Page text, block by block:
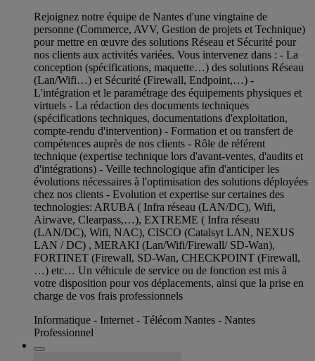
Rejoignez notre équipe de Nantes d'une vingtaine de
personne (Commerce, AVV, Gestion de projets et Technique)
pour mettre en œuvre des solutions Réseau et Sécurité pour
nos clients aux activités variées. Vous intervenez dans : - La
conception (spécifications, maquette…) des solutions Réseau
(Lan/Wifi…) et Sécurité (Firewall, Endpoint,…) -
L'intégration et le paramétrage des équipements physiques et
virtuels - La rédaction des documents techniques
(spécifications techniques, documentations d'exploitation,
compte-rendu d'intervention) - Formation et ou transfert de
compétences auprès de nos clients - Rôle de référent
technique (expertise technique lors d'avant-ventes, d'audits et
d'intégrations) - Veille technologique afin d'anticiper les
évolutions nécessaires à l'optimisation des solutions déployées
chez nos clients - Evolution et expertise sur certaines des
technologies: ARUBA ( Infra réseau (LAN/DC), Wifi,
Airwave, Clearpass,…), EXTREME ( Infra réseau
(LAN/DC), Wifi, NAC), CISCO (Catalsyt LAN, NEXUS
LAN / DC) , MERAKI (Lan/Wifi/Firewall/ SD-Wan),
FORTINET (Firewall, SD-Wan, CHECKPOINT (Firewall,
…) etc… Un véhicule de service ou de fonction est mis à
votre disposition pour vos déplacements, ainsi que la prise en
charge de vos frais professionnels
Informatique - Internet - Télécom Nantes - Nantes
Professionnel